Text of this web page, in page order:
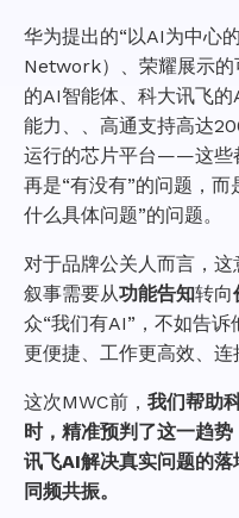
华为提出的“以AI为中心
Network）、荣耀展示
的AI智能体、科大讯飞
能力、、高通支持高达
运行的芯片平台——这些
再是“有没有”的问题，而
什么具体问题”的问题。
对于品牌公关人而言，
叙事需要从功能告知转向
众“我们有AI”，不如告
更便捷、工作更高效、连
这次MWC前， 我们帮助
时，精准预判了这一趋
讯飞AI解决真实问题的
同频共振。